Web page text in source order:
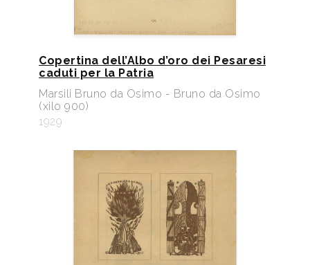
Copertina dell’Albo d’oro dei Pesaresi
caduti per la Patria
Marsili Bruno da Osimo - Bruno da Osimo
(xilo 900)
1929